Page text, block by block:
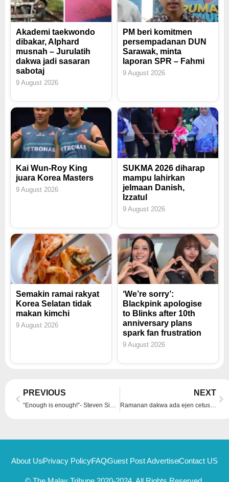
Akademi taekwondo
dibakar, Alphard
musnah – Jurulatih
dakwa jadi sasaran
sabotaj
9 August 2026
PM beri komitmen
persempadanan DUN
Sarawak, minta
laporan SPR – Fahmi
9 August 2026
Kai Wun-Roy King
juara Korea Masters
9 August 2026
SUKMA 2026 diharap
mampu lahirkan
jelmaan Danish,
Izzatul
9 August 2026
Semakin ramai rakyat
Korea Selatan tidak
makan kimchi
9 August 2026
‘We’re sorry’:
Blackpink apologise
to Blinks after 10th
anniversary plans
spark fan frustration
9 August 2026
Prev
PREVIOUS
“Enough is enough!”- Steven Sim gesa hentikan provokasi, rakyat Malaysia harus bersatu
NEXT
Ramanan dakwa ada ejen cetus provokasi 3R, Kabinet bincang esok
About Us Privacy PolicyFAQGuest Post AdvertiseContact US